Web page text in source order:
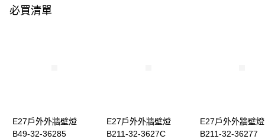
４．使用「AFTEE先享後付」時，將依據個別帳號之用戶狀況，依本公司即
時審查核予不同之上限額度；若仍有額度不足之情形，本公司將視審查結果
必買清單
E27戶外外牆壁燈
B49-32-36285
E27戶外外牆壁燈
B211-32-3627C
E27戶外外牆壁燈
B211-32-36277